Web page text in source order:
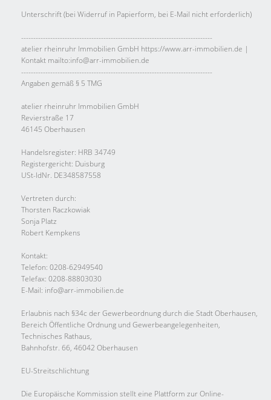
Unterschrift (bei Widerruf in Papierform, bei E-Mail nicht erforderlich)
-------------------------------------------------------------------------------
atelier rheinruhr Immobilien GmbH https://www.arr-immobilien.de |
Kontakt mailto:info@arr-immobilien.de
-------------------------------------------------------------------------------
Angaben gemäß § 5 TMG
atelier rheinruhr Immobilien GmbH
Revierstraße 17
46145 Oberhausen
Handelsregister: HRB 34749
Registergericht: Duisburg
USt-IdNr. DE348587558
Vertreten durch:
Thorsten Raczkowiak
Sonja Platz
Robert Kempkens
Kontakt:
Telefon: 0208-62949540
Telefax: 0208-88803030
E-Mail: info@arr-immobilien.de
Erlaubnis nach §34c der Gewerbeordnung durch die Stadt Oberhausen,
Bereich Öffentliche Ordnung und Gewerbeangelegenheiten,
Technisches Rathaus,
Bahnhofstr. 66, 46042 Oberhausen
EU-Streitschlichtung
Die Europäische Kommission stellt eine Plattform zur Online-